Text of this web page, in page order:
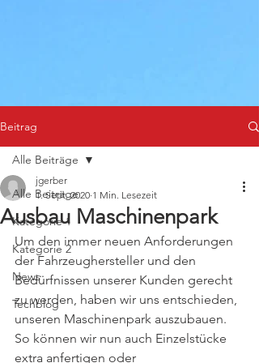
Beitrag
Alle Beiträge
Kategorie 1
Kategorie 2
News
Techblog
Alle Beiträge
Ausbau Maschinenpark
jgerber
1. Sept. 2020 1 Min. Lesezeit
Um den immer neuen Anforderungen
der Fahrzeughersteller und den
Bedürfnissen unserer Kunden gerecht
zu werden, haben wir uns entschieden,
unseren Maschinenpark auszubauen.
So können wir nun auch Einzelstücke
extra anfertigen oder